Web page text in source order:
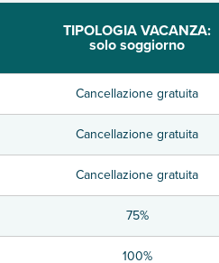
TIPOLOGIA VACANZA:
solo soggiorno
Cancellazione gratuita
Cancellazione gratuita
Cancellazione gratuita
75%
100%